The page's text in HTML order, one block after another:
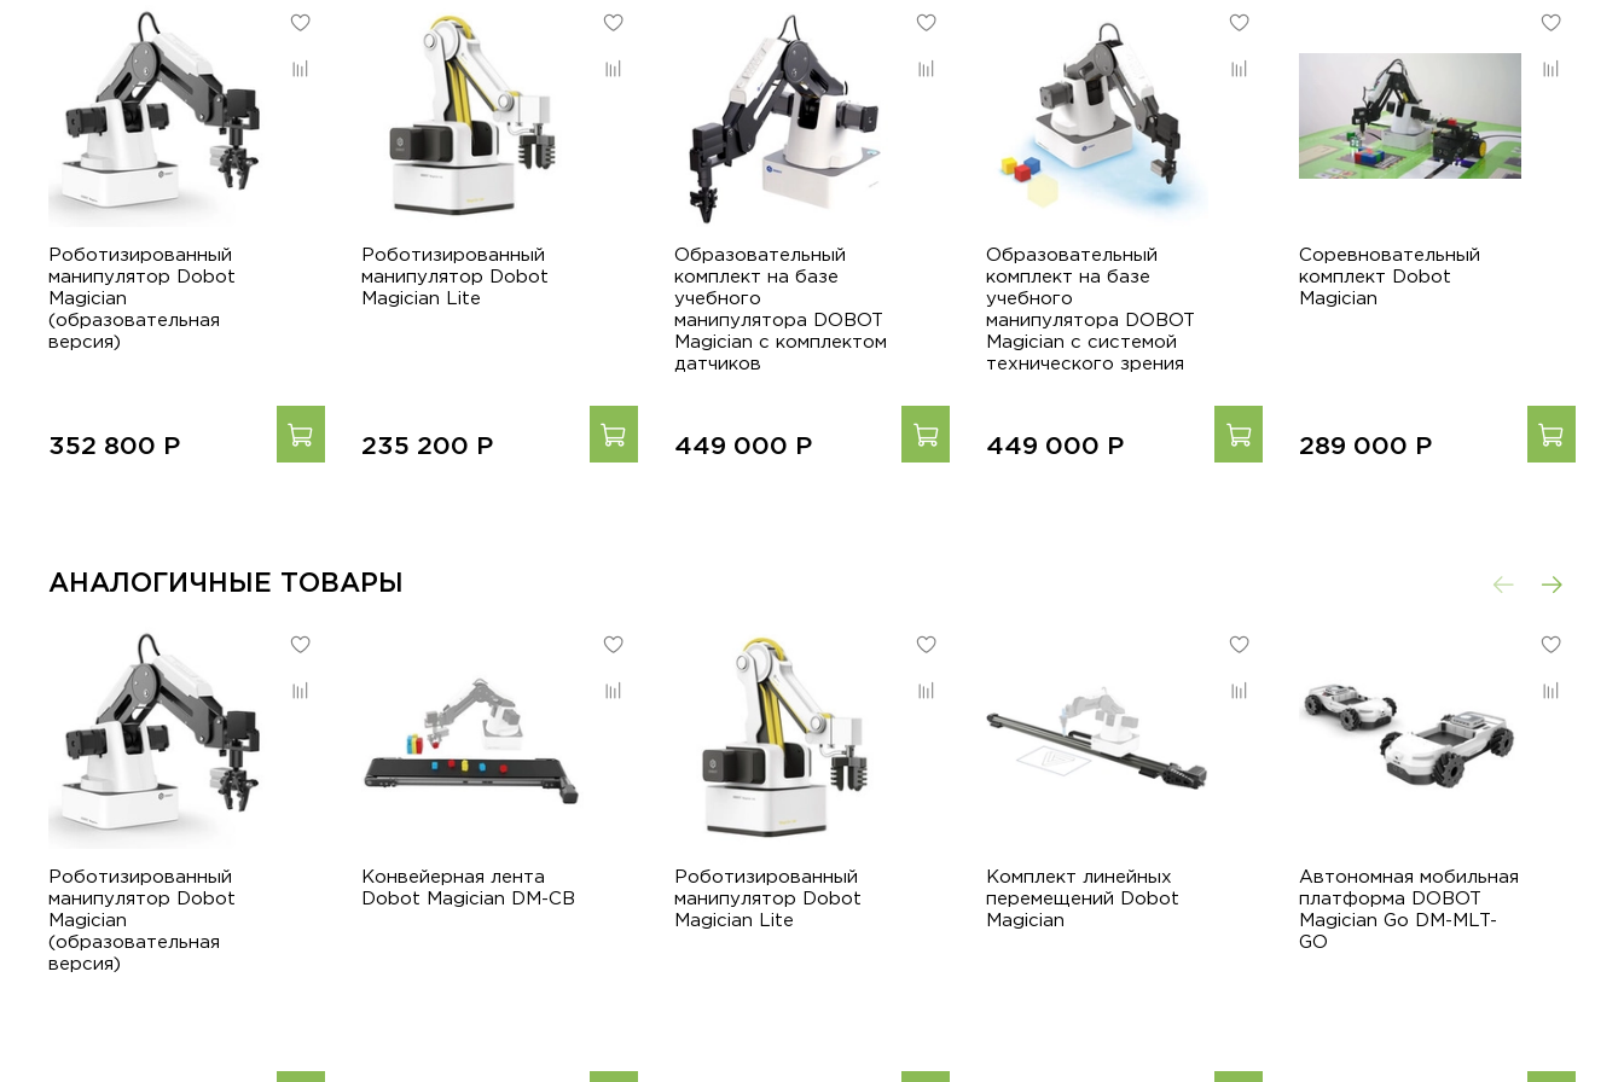
Роботизированный
манипулятор Dobot
Magician
(образовательная
версия)
352 800 Р
Роботизированный
манипулятор Dobot
Magician Lite
235 200 Р
Образовательный
комплект на базе
учебного
манипулятора DOBOT
Magician с комплектом
датчиков
449 000 Р
Образовательный
комплект на базе
учебного
манипулятора DOBOT
Magician с системой
технического зрения
449 000 Р
Соревновательный
комплект Dobot
Magician
289 000 Р
АНАЛОГИЧНЫЕ ТОВАРЫ
Роботизированный
манипулятор Dobot
Magician
(образовательная
версия)
Конвейерная лента
Dobot Magician DM-CB
Роботизированный
манипулятор Dobot
Magician Lite
Комплект линейных
перемещений Dobot
Magician
Автономная мобильная
платформа DOBOT
Magician Go DM-MLT-
GO